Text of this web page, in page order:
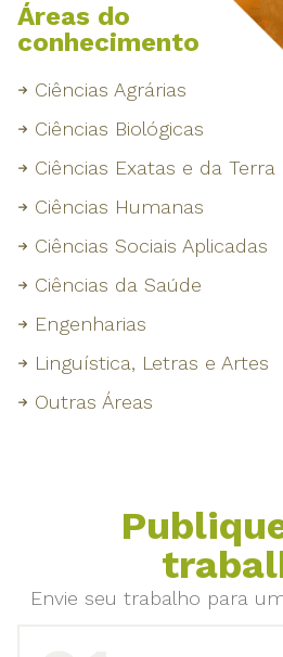
Áreas do
conhecimento
Ciências Agrárias
Ciências Biológicas
Ciências Exatas e da Terra
Ciências Humanas
Ciências Sociais Aplicadas
Ciências da Saúde
Engenharias
Linguística, Letras e Artes
Outras Áreas
Envie seu trabalho para